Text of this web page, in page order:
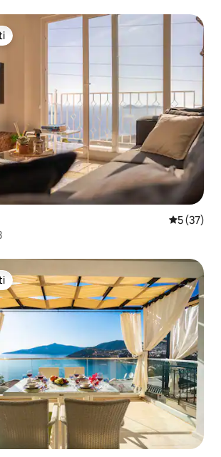
s oznakom „Odabrali gosti”
Prosječna
5 (37)
s oznakom „Odabrali gosti”